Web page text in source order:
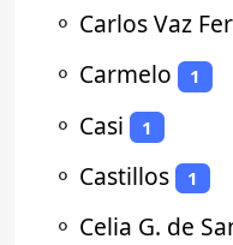
⚬ Carlos Vaz
⚬ Carmelo 1
⚬ Casi 1
⚬ Castillos 1
⚬ Celia G. de